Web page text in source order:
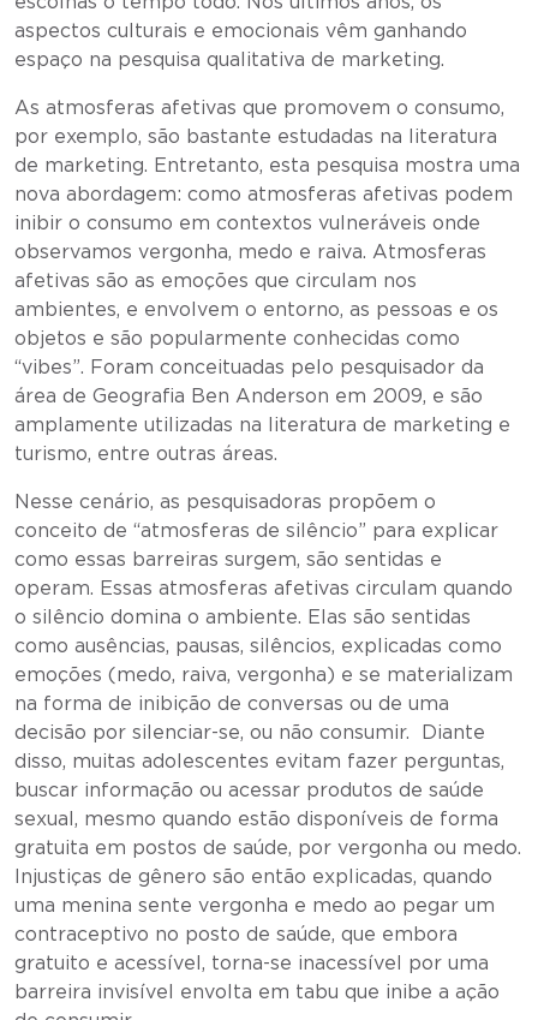
aspectos culturais e emocionais vêm ganhando
espaço na pesquisa qualitativa de marketing.
As atmosferas afetivas que promovem o consumo,
por exemplo, são bastante estudadas na literatura
de marketing. Entretanto, esta pesquisa mostra uma
nova abordagem: como atmosferas afetivas podem
inibir o consumo em contextos vulneráveis onde
observamos vergonha, medo e raiva. Atmosferas
afetivas são as emoções que circulam nos
ambientes, e envolvem o entorno, as pessoas e os
objetos e são popularmente conhecidas como
“vibes”. Foram conceituadas pelo pesquisador da
área de Geografia Ben Anderson em 2009, e são
amplamente utilizadas na literatura de marketing e
turismo, entre outras áreas.
Nesse cenário, as pesquisadoras propõem o
conceito de “atmosferas de silêncio” para explicar
como essas barreiras surgem, são sentidas e
operam. Essas atmosferas afetivas circulam quando
o silêncio domina o ambiente. Elas são sentidas
como ausências, pausas, silêncios, explicadas como
emoções (medo, raiva, vergonha) e se materializam
na forma de inibição de conversas ou de uma
decisão por silenciar-se, ou não consumir. Diante
disso, muitas adolescentes evitam fazer perguntas,
buscar informação ou acessar produtos de saúde
sexual, mesmo quando estão disponíveis de forma
gratuita em postos de saúde, por vergonha ou medo.
Injustiças de gênero são então explicadas, quando
uma menina sente vergonha e medo ao pegar um
contraceptivo no posto de saúde, que embora
gratuito e acessível, torna-se inacessível por uma
barreira invisível envolta em tabu que inibe a ação